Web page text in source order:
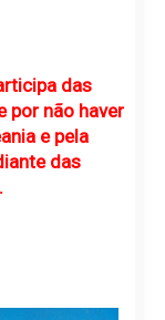
das
por não haver
e pela
das